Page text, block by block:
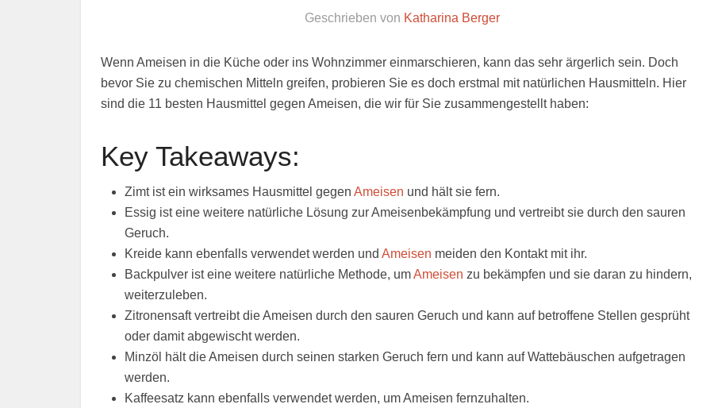
Geschrieben von Katharina Berger
Wenn Ameisen in die Küche oder ins Wohnzimmer einmarschieren, kann das sehr ärgerlich sein. Doch
bevor Sie zu chemischen Mitteln greifen, probieren Sie es doch erstmal mit natürlichen Hausmitteln. Hier
sind die 11 besten Hausmittel gegen Ameisen, die wir für Sie zusammengestellt haben:
Key Takeaways:
Zimt ist ein wirksames Hausmittel gegen Ameisen und hält sie fern.
Essig ist eine weitere natürliche Lösung zur Ameisenbekämpfung und vertreibt sie durch den sauren
Geruch.
Kreide kann ebenfalls verwendet werden und Ameisen meiden den Kontakt mit ihr.
Backpulver ist eine weitere natürliche Methode, umAmeisen zu bekämpfen und sie daran zu hindern,
weiterzuleben.
Zitronensaft vertreibt die Ameisen durch den sauren Geruch und kann auf betroffene Stellen gesprüht
oder damit abgewischt werden.
Minzöl hält die Ameisen durch seinen starken Geruch fern und kann auf Wattebäuschen aufgetragen
werden.
Kaffeesatz kann ebenfalls verwendet werden, um Ameisen fernzuhalten.